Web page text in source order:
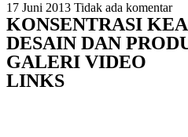
17 Juni 2013 Tidak ada komentar
KONSENTRASI
DESAIN DAN
GALERI VIDEO
LINKS